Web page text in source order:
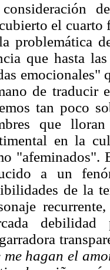
el cuarto
problemática
que hasta
emocionales"
de traducir
tan poco
que
en la
"afeminados".
a un
de la
me hagan el